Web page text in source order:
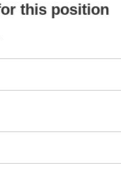
this position